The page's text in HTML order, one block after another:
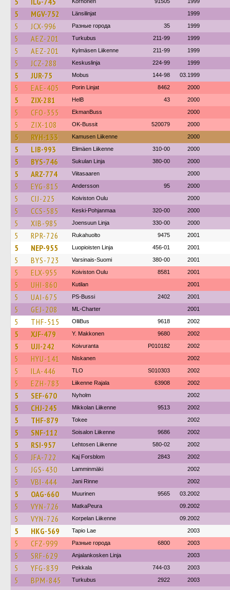
5 MGV-752 Länsilinjat 1999
5 JCX-996 Разные города 35 1999
5 AEZ-201 Turkubus 211-99 1999
5 AEZ-201 Kylmäsen Liikenne 211-99 1999
5 JCZ-288 Keskuslinja 224-99 1999
5 JUR-75 Mobus 144-98 03.1999
5 EAE-405 Porin Linjat 8462 2000
5 ZIX-281 HelB 43 2000
5 CFO-355 EkmanBuss 2000
5 ZIX-108 OK-Bussit 520079 2000
5 RYH-133 Kamusen Liikenne 2000
5 LIB-993 Elimäen Liikenne 310-00 2000
5 BYS-746 Sukulan Linja 380-00 2000
5 ARZ-774 Viitasaaren 2000
5 EYG-815 Andersson 95 2000
5 CIJ-225 Koiviston Oulu 2000
5 CCS-585 Keski-Pohjanmaa 320-00 2000
5 XIB-985 Joensuun Linja 330-00 2000
5 RPR-726 Rukahuolto 9475 2001
5 NEP-955 Luopioisten Linja 456-01 2001
5 BYS-723 Varsinais-Suomi 380-00 2001
5 ELX-955 Koiviston Oulu 8581 2001
5 UHI-860 Kutilan 2001
5 UAI-675 PS-Bussi 2402 2001
5 GEJ-208 ML-Charter 2001
5 THF-515 OlliBus 9618 2002
5 XJF-479 Y. Makkonen 9680 2002
5 UJI-242 Koivuranta P010182 2002
5 HYU-141 Niskanen 2002
5 ILA-446 TLO S010303 2002
5 EZH-783 Liikenne Rajala 63908 2002
5 SEF-670 Nyholm 2002
5 CHJ-245 Mikkolan Liikenne 9513 2002
5 THF-879 Tokee 2002
5 SNF-112 Soisalon Liikenne 9686 2002
5 RSI-957 Lehtosen Liikenne 580-02 2002
5 JFA-722 Kaj Forsblom 2843 2002
5 JGS-430 Lamminmäki 2002
5 VBI-444 Jani Rinne 2002
5 OAG-660 Muurinen 9565 03.2002
5 VYN-726 MatkaPeura 09.2002
5 VYN-726 Korpelan Liikenne 09.2002
5 HKG-569 Tapio Lae 2003
5 CFZ-999 Разные города 6800 2003
5 SRF-629 Anjalankosken Linja 2003
5 YFG-839 Pekkala 744-03 2003
5 BPM-845 Turkubus 2922 2003